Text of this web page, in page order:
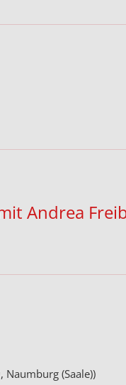
Andrea
Naumburg (Saale))